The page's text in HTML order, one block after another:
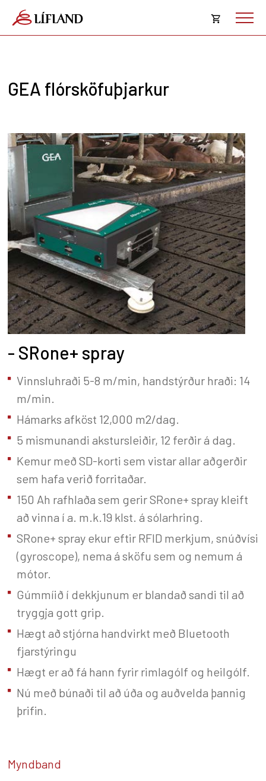
Opna
GEA flórsköfuþjarkur
- SRone+ spray
Vinnsluhraði 5-8 m/min, handstýrður hraði: 14
m/min.
Hámarks afköst 12,000 m2/dag.
5 mismunandi akstursleiðir, 12 ferðir á dag.
Kemur með SD-korti sem vistar allar aðgerðir
sem hafa verið forritaðar.
150 Ah rafhlaða sem gerir SRone+ spray kleift
að vinna í a. m.k.19 klst. á sólarhring.
SRone+ spray ekur eftir RFID merkjum, snúðvísi
(gyroscope), nema á sköfu sem og nemum á
mótor.
Gúmmíið í dekkjunum er blandað sandi til að
tryggja gott grip.
Hægt að stjórna handvirkt með Bluetooth
fjarstýringu
Hægt er að fá hann fyrir rimlagólf og heilgólf.
Nú með búnaði til að úða og auðvelda þannig
þrifin.
Myndband